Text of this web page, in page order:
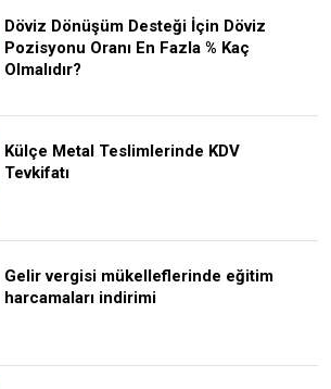
Döviz Dönüşüm Desteği İçin Döviz
Pozisyonu Oranı En Fazla % Kaç
Olmalıdır?
Külçe Metal Teslimlerinde KDV
Tevkifatı
Gelir vergisi mükelleflerinde eğitim
harcamaları indirimi